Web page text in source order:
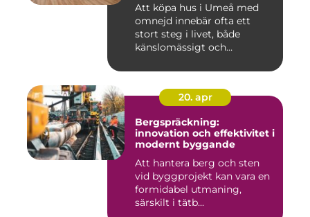
Att köpa hus i Umeå med
omnejd innebär ofta ett
stort steg i livet, både
känslomässigt och
20. apr
Bergspräckning:
innovation och effektivitet i
modernt byggande
Att hantera berg och sten
vid byggprojekt kan vara en
formidabel utmaning,
särskilt i tätb...